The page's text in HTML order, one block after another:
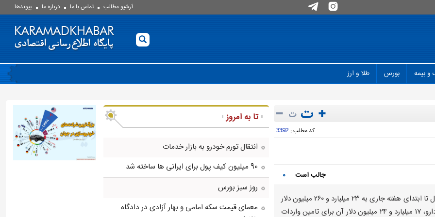
آرشیو مطالب تماس با ما درباره ما پيوندها
و بیمه بورس طلا و ارز
کد مطلب : 3392
جالب است ۰
کارآمد خبر: حجم کل تامین ارز صورت گرفته (برای واردات) از ابتدای سال تا ابتدای هفته جاری به ۲۳ میلیارد و ۲۶۰ میلیون دلار
رسیده که ۵۸۶۶ میلیون دلار آن برای تامین واردات کالاهای اساسی و دارو، ۱۷ میلیارد و ۲۴ میلیون دلار آن برای تامین واردات
تا به امروز
انتقال تورم خودرو به بازار خدمات
90 میلیون کیف پول برای ایرانی ها ساخته شد
روز سبز بورس
معمای قیمت سکه امامی و بهار آزادی در دادگاه